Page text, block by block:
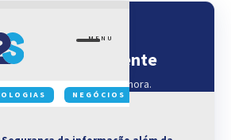
MENU
NEGÓCIOS INOVAÇÃO
gratuitamente
para receber o PDF na hora.